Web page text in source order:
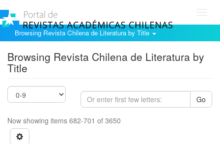
Browsing Revista Chilena de Literatura by Title
Browsing Revista Chilena de Literatura by
Title
Go
Now showing items 682-701 of 3650